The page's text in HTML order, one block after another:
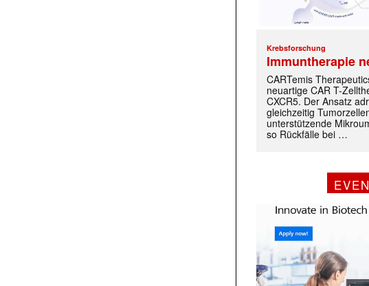
Krebsforschung
Immuntherapie
CARTemis
neuartige CAR T-
CXCR5. Der Ansatz
gleichzeitig
unterstützende
so Rückfälle bei …